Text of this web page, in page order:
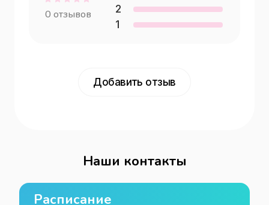
0 отзывов
2
1
Добавить отзыв
Наши контакты
Расписание